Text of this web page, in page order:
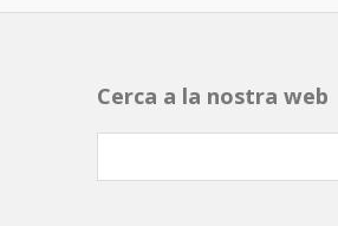
Cerca a la nostra web